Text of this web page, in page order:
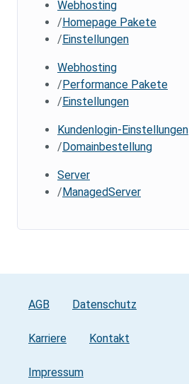
Webhosting
Homepage Pakete
Einstellungen
Webhosting
Performance Pakete
Einstellungen
Kundenlogin-Einstellungen
Domainbestellung
Server
ManagedServer
AGB Datenschutz
Karriere Kontakt
Impressum